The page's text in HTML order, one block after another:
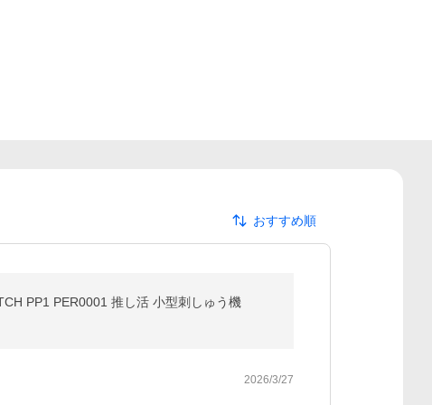
おすすめ順
PP1 PER0001 推し活 小型刺しゅう機
2026/3/27